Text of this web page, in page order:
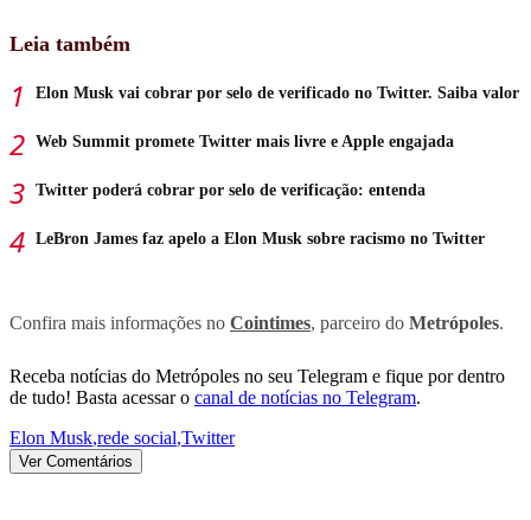
Leia também
Elon Musk vai cobrar por selo de verificado no Twitter. Saiba valor
Web Summit promete Twitter mais livre e Apple engajada
Twitter poderá cobrar por selo de verificação: entenda
LeBron James faz apelo a Elon Musk sobre racismo no Twitter
Confira mais informações no Cointimes, parceiro do Metrópoles.
Receba notícias do Metrópoles no seu Telegram e fique por dentro
de tudo! Basta acessar o canal de notícias no Telegram.
Elon Musk,rede social,Twitter
Ver Comentários